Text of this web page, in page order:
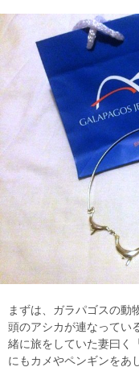
まずは、ガラパゴスの動
頭のアシカが連なってい
緒に旅をしていた妻曰く
にもカメやペンギンをあ